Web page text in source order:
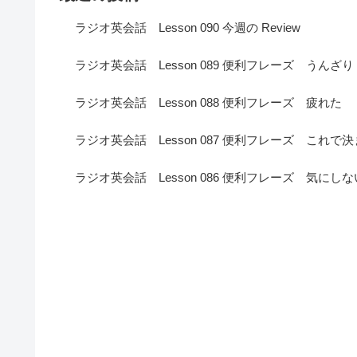
ラジオ英会話 Lesson 090 今週の Review
ラジオ英会話 Lesson 089 便利フレーズ うんざり
ラジオ英会話 Lesson 088 便利フレーズ 疲れた
ラジオ英会話 Lesson 087 便利フレーズ これで決
ラジオ英会話 Lesson 086 便利フレーズ 気にしな